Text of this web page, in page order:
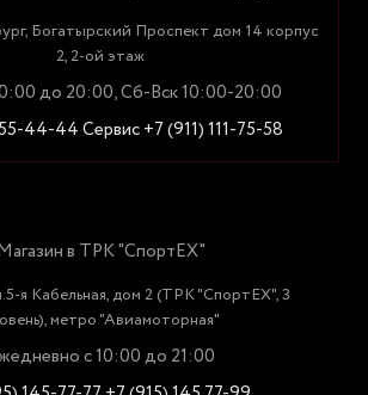
Богатырский Проспект дом 14 корпус
2, 2-ой этаж
до 20:00, Сб-Вск 10:00-20:00
44-44Сервис +7 (911) 111-75-58
в ТРК "СпортЕХ"
я Кабельная, дом 2 (ТРК "СпортЕХ", 3
метро "Авиамоторная"
с 10:00 до 21:00